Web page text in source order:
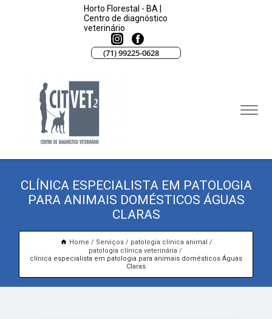
Horto Florestal - BA |
Centro de diagnóstico
veterinário
(71) 99225-0628
CLÍNICA ESPECIALISTA EM PATOLOGIA
PARA ANIMAIS DOMÉSTICOS ÁGUAS
CLARAS
Home Serviços
patologia clínica animal
patologia clínica veterinária
clínica especialista em patologia para animais domésticos Águas
Claras